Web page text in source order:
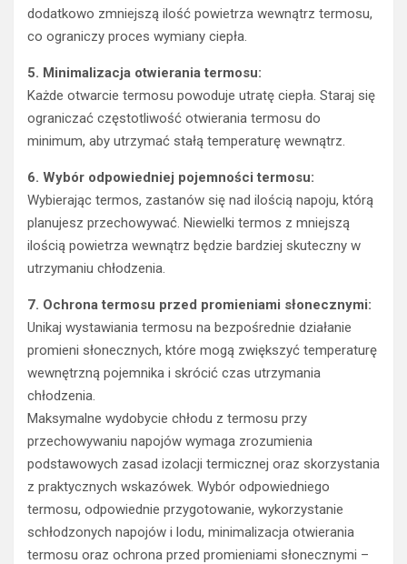
dodatkowo zmniejszą ilość powietrza wewnątrz termosu,
co ograniczy proces wymiany ciepła.
5. Minimalizacja otwierania termosu:
Każde otwarcie termosu powoduje utratę ciepła. Staraj się
ograniczać częstotliwość otwierania termosu do
minimum, aby utrzymać stałą temperaturę wewnątrz.
6. Wybór odpowiedniej pojemności termosu:
Wybierając termos, zastanów się nad ilością napoju, którą
planujesz przechowywać. Niewielki termos z mniejszą
ilością powietrza wewnątrz będzie bardziej skuteczny w
utrzymaniu chłodzenia.
7. Ochrona termosu przed promieniami słonecznymi:
Unikaj wystawiania termosu na bezpośrednie działanie
promieni słonecznych, które mogą zwiększyć temperaturę
wewnętrzną pojemnika i skrócić czas utrzymania
chłodzenia.
Maksymalne wydobycie chłodu z termosu przy
przechowywaniu napojów wymaga zrozumienia
podstawowych zasad izolacji termicznej oraz skorzystania
z praktycznych wskazówek. Wybór odpowiedniego
termosu, odpowiednie przygotowanie, wykorzystanie
schłodzonych napojów i lodu, minimalizacja otwierania
termosu oraz ochrona przed promieniami słonecznymi –